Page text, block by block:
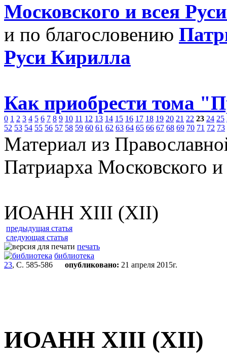
Московского и всея
и по благословению
Руси Кирилла
Как приобрести тома
0 1 2 3 4 5 6 7 8 9 10 11 12 13 14 15 16 17 18 19 20 21 22 23 24 25
52 53 54 55 56 57 58 59 60 61 62 63 64 65 66 67 68 69 70 71 72 73
Материал из
Патриарха Московского
ИОАНН XIII (XII)
предыдущая статья
следующая статья
печать
библиотека
23, С. 585-586 опубликовано: 21 апреля 2015г.
ИОАНН XIII (XII)